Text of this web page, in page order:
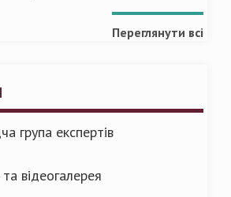
Переглянути всі
група експертів
відеогалерея